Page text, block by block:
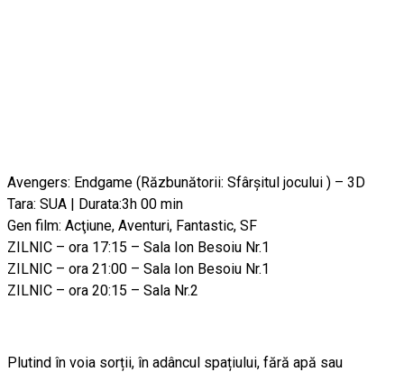
Avengers: Endgame (Răzbunătorii: Sfârşitul jocului ) – 3D
Tara: SUA | Durata:3h 00 min
Gen film: Acţiune, Aventuri, Fantastic, SF
ZILNIC – ora 17:15 – Sala Ion Besoiu Nr.1
ZILNIC – ora 21:00 – Sala Ion Besoiu Nr.1
ZILNIC – ora 20:15 – Sala Nr.2
Plutind în voia sorții, în adâncul spațiului, fără apă sau